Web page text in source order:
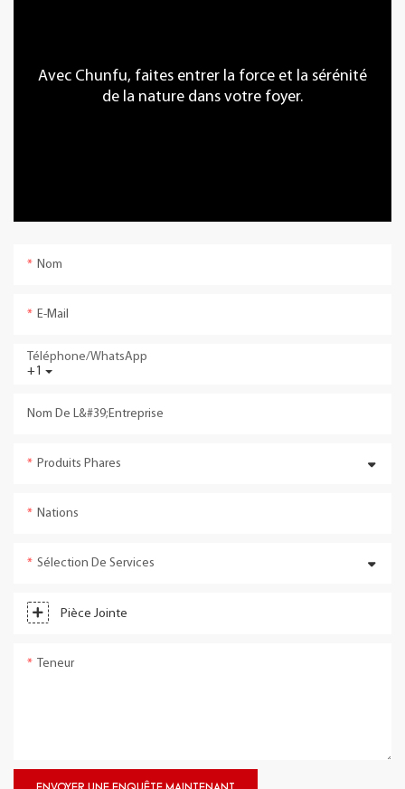
Avec Chunfu, faites entrer la force et la sérénité
de la nature dans votre foyer.
Nom
E-Mail
+1
Téléphone/WhatsApp
Nom De L&#39;entreprise
Produits Phares
Nations
Sélection De Services
Pièce Jointe
Teneur